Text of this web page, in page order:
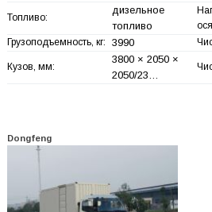
Топливо:
дизельное
топливо
Грузоподъемность, кг: 3990
Кузов, мм:
3800 × 2050 ×
2050/23…
Dongfeng